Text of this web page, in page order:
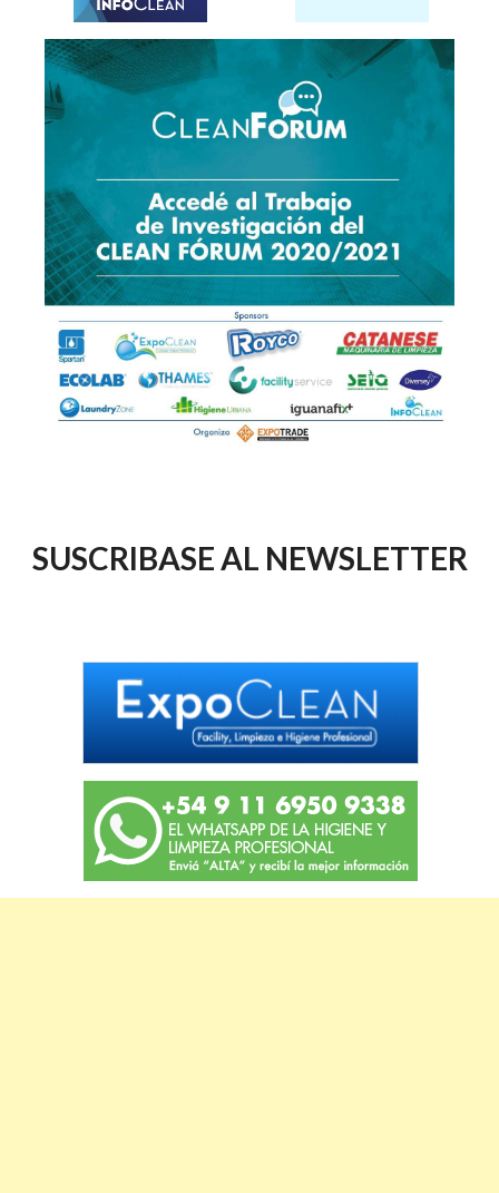
SUSCRIBASE AL NEWSLETTER